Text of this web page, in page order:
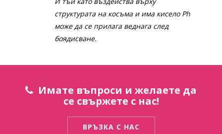
структурата на косъма и има кисело Ph
може да се прилага веднага след
боядисване.
Имате въпроси и желаете да
се свържете с нас!
ВРЪЗКА С НАС